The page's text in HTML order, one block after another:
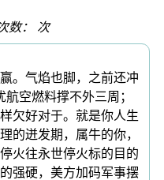
数： 次
气焰也脚，之前还冲
空燃料撑不外三周；
欠好对于。就是你人生
的迸发期，属牛的你，
火往永世停火标的目的
强硬，美方加码军事摆